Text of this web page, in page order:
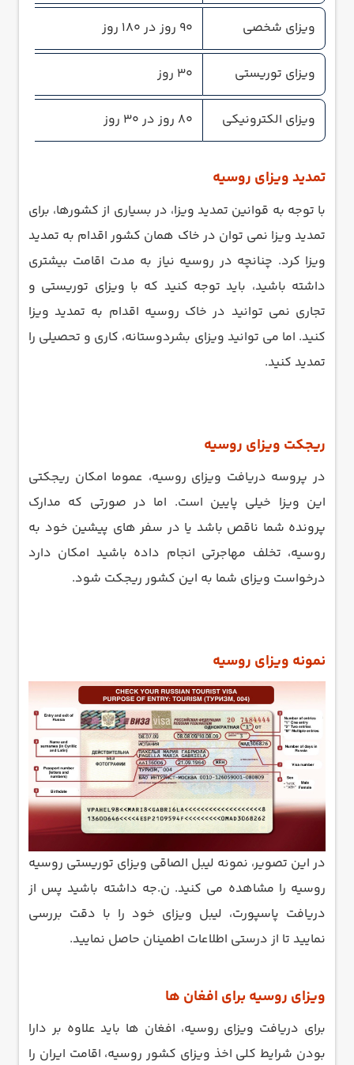
ویزای شخصی 90 روز در 180 روز
ویزای توریستی 30 روز
ویزای الکترونیکی 80 روز در 30 روز
تمدید ویزای روسیه
با توجه به قوانین تمدید ویزا، در بسیاری از کشورها، برای
تمدید ویزا نمی توان در خاک همان کشور اقدام به تمدید
ویزا کرد. چنانچه در روسیه نیاز به مدت اقامت بیشتری
داشته باشید، باید توجه کنید که با ویزای توریستی و
تجاری نمی توانید در خاک روسیه اقدام به تمدید ویزا
کنید. اما می توانید ویزای بشردوستانه، کاری و تحصیلی را
تمدید کنید.
ریجکت ویزای روسیه
در پروسه دریافت ویزای روسیه، عموما امکان ریجکتی
این ویزا خیلی پایین است. اما در صورتی که مدارک
پرونده شما ناقص باشد یا در سفر های پیشین خود به
روسیه، تخلف مهاجرتی انجام داده باشید امکان دارد
درخواست ویزای شما به این کشور ریجکت شود.
نمونه ویزای روسیه
در این تصویر، نمونه لیبل الصاقی ویزای توریستی روسیه
روسیه را مشاهده می کنید. ن.جه داشته باشید پس از
دریافت پاسپورت، لیبل ویزای خود را با دقت بررسی
نمایید تا از درستی اطلاعات اطمینان حاصل نمایید.
ویزای روسیه برای افغان ها
برای دریافت ویزای روسیه، افغان ها باید علاوه بر دارا
بودن شرایط کلی اخذ ویزای کشور روسیه، اقامت ایران را